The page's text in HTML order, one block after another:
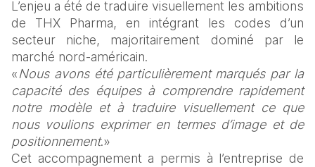
L’enjeu a été de traduire visuellement les ambitions
de THX Pharma, en intégrant les codes d’un
secteur niche, majoritairement dominé par le
marché nord-américain.
«Nous avons été particulièrement marqués par la
capacité des équipes à comprendre rapidement
notre modèle et à traduire visuellement ce que
nous voulions exprimer en termes d’image et de
positionnement.»
Cet accompagnement a permis à l’entreprise de